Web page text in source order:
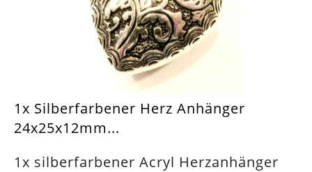
1x Silberfarbener Herz Anhänger
24x25x12mm...
1x silberfarbener Acryl Herzanhänger